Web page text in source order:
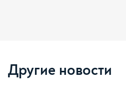
Другие новости